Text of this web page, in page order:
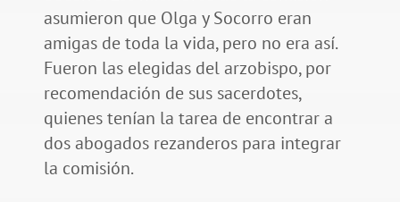
asumieron que Olga y Socorro eran
amigas de toda la vida, pero no era así.
Fueron las elegidas del arzobispo, por
recomendación de sus sacerdotes,
quienes tenían la tarea de encontrar a
dos abogados rezanderos para integrar
la comisión.